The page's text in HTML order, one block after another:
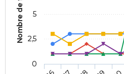
Nombre de faits
0
2,5
5